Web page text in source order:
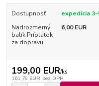
Dostupnosť
expedícia 3-
Nadrozmerný
balík Príplatok
za dopravu
6,00 EUR
199,00 EUR/ks
161,79 EUR bez DPH